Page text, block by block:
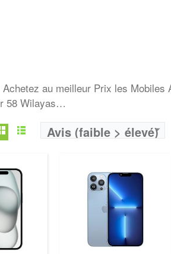
au meilleur Prix les
58 Wilayas…
Avis (faible > élevé)